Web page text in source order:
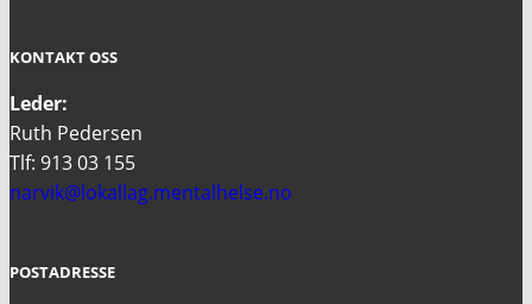
KONTAKT OSS
Leder:
Ruth Pedersen
Tlf: 913 03 155
narvik@lokallag.mentalhelse.no
POSTADRESSE